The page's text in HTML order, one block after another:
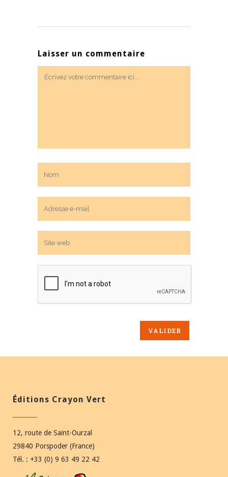
Laisser un commentaire
Éditions Crayon Vert
12, route de Saint-Ourzal
29840 Porspoder (France)
Tél. : +33 (0) 9 63 49 22 42